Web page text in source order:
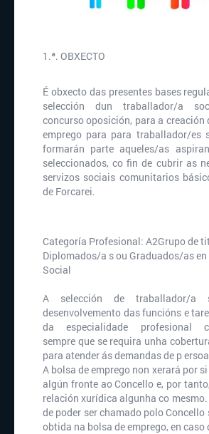
1.ª. OBXECTO
É obxecto das presentes bases
selección dun traballador/a
concurso oposición, para a creación
emprego para para traballador/es
formarán parte aqueles/as
seleccionados, co fin de cubrir as
servizos sociais comunitarios
de Forcarei.
Categoría Profesional: A2Grupo de
Diplomados/a s ou Graduados/as
Social
A selección de traballador/
desenvolvemento das funcións e
da especialidade profesional
sempre que se requira unha
para atender ás demandas de p
A bolsa de emprego non xerará por
algún fronte ao Concello e, por
relación xurídica algunha co
de poder ser chamado polo Concello
obtida na bolsa de emprego, en caso